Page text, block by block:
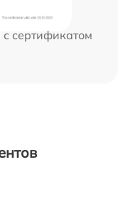
сертификатом